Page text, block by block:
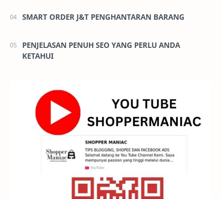
SMART ORDER J&T PENGHANTARAN BARANG
PENJELASAN PENUH SEO YANG PERLU ANDA
KETAHUI